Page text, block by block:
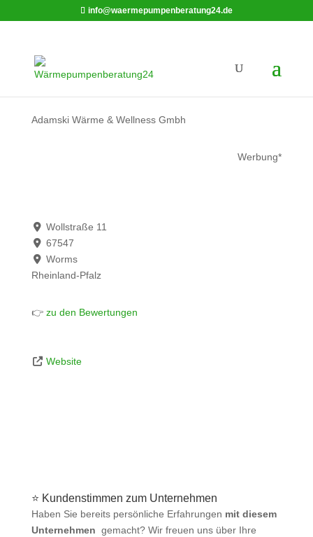
info@waermepumpenberatung24.de
Adamski Wärme & Wellness Gmbh
Werbung*
Wollstraße 11
67547
Worms
Rheinland-Pfalz
👉zu den Bewertungen
Website
⭐ Kundenstimmen zum Unternehmen
Haben Sie bereits persönliche Erfahrungen mit diesem
Unternehmen gemacht? Wir freuen uns über Ihre